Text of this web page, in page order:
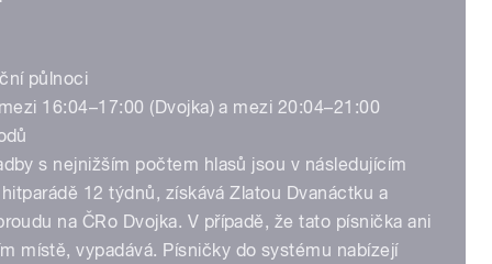
půlnoci
16:04–17:00 (Dvojka) a mezi 20:04–21:00
s nejnižším počtem hlasů jsou v následujícím
12 týdnů, získává Zlatou Dvanáctku a
na ČRo Dvojka. V případě, že tato písnička ani
místě, vypadává. Písničky do systému nabízejí